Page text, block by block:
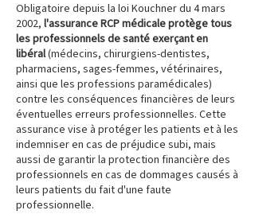
Obligatoire depuis la loi Kouchner du 4 mars
2002, l'assurance RCP médicale protège tous
les professionnels de santé exerçant en
libéral(médecins, chirurgiens-dentistes,
pharmaciens, sages-femmes, vétérinaires,
ainsi que les professions paramédicales)
contre les conséquences financières de leurs
éventuelles erreurs professionnelles. Cette
assurance vise à protéger les patients et à les
indemniser en cas de préjudice subi, mais
aussi de garantir la protection financière des
professionnels en cas de dommages causés à
leurs patients du fait d'une faute
professionnelle.